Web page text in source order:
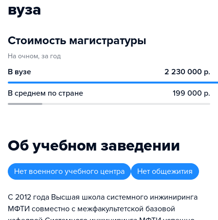
вуза
Стоимость магистратуры
На очном, за год
В вузе 2 230 000 р.
В среднем по стране 199 000 р.
Об учебном заведении
Нет военного учебного центра Нет общежития
С 2012 года Высшая школа системного инжиниринга
МФТИ совместно с межфакультетской базовой